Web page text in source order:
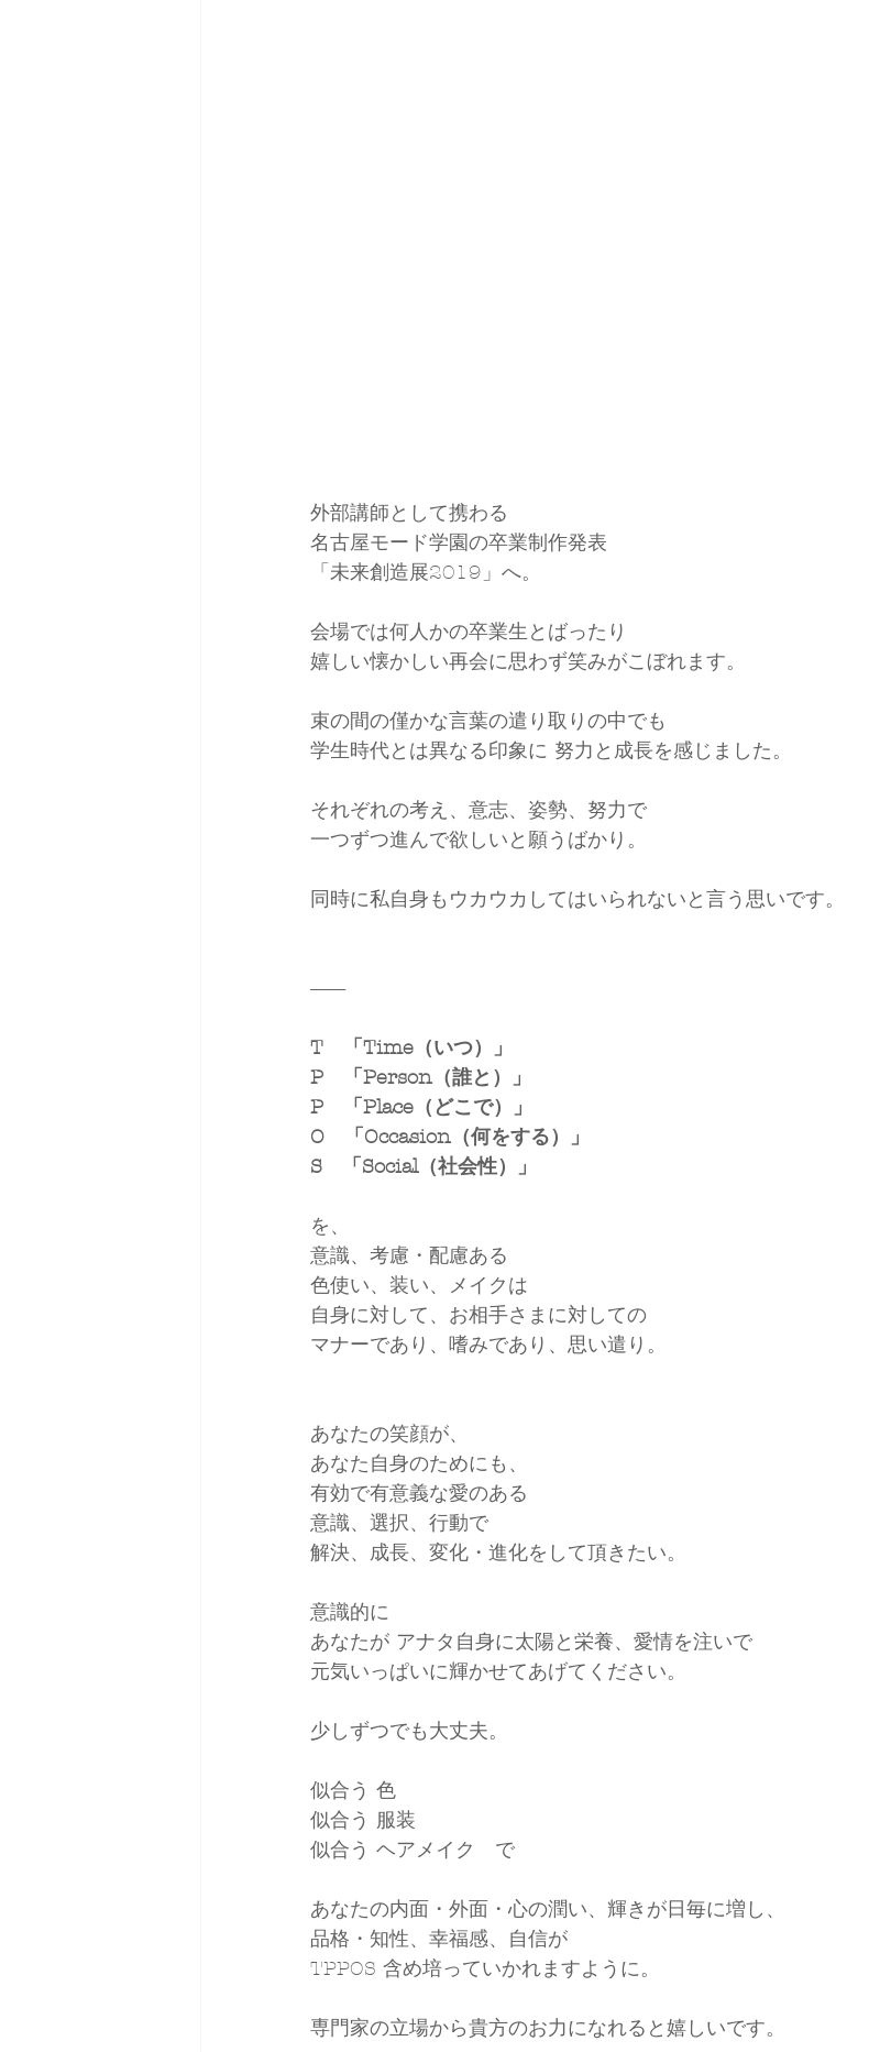
外部講師として携わる
名古屋モード学園の卒業制作発表
「未来創造展2019」へ。
会場では何人かの卒業生とばったり
嬉しい懐かしい再会に思わず笑みがこぼれます。
束の間の僅かな言葉の遣り取りの中でも
学生時代とは異なる印象に 努力と成長を感じました。
それぞれの考え、意志、姿勢、努力で
一つずつ進んで欲しいと願うばかり。
同時に私自身もウカウカしてはいられないと言う思いです。
--------
T　「Time（いつ）」
P　「Person（誰と）」
P　「Place（どこで）」
O　「Occasion（何をする）」
S　「Social（社会性）」
を、
意識、考慮・配慮ある
色使い、装い、メイクは
自身に対して、お相手さまに対しての
マナーであり、嗜みであり、思い遣り。
あなたの笑顔が、
あなた自身のためにも、
有効で有意義な愛のある
意識、選択、行動で
解決、成長、変化・進化をして頂きたい。
意識的に
あなたが アナタ自身に太陽と栄養、愛情を注いで
元気いっぱいに輝かせてあげてください。
少しずつでも大丈夫。
似合う 色
似合う 服装
似合う ヘアメイク　で
あなたの内面・外面・心の潤い、輝きが日毎に増し、
品格・知性、幸福感、自信が
TPPOS 含め培っていかれますように。
専門家の立場から貴方のお力になれると嬉しいです。